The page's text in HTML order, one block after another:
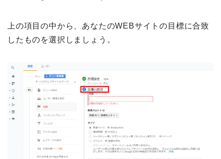
上の項目の中から、あなたのWEBサイトの目標に合致
したものを選択しましょう。